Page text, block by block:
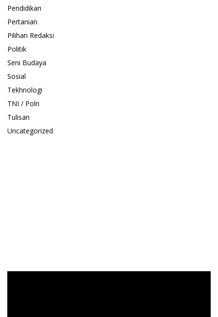
Pendidikan
Pertanian
Pilihan Redaksi
Politik
Seni Budaya
Sosial
Tekhnologi
TNI / Polri
Tulisan
Uncategorized